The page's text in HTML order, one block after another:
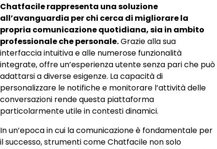
Chatfacile rappresenta una soluzione
all’avanguardia per chi cerca di migliorare la
propria comunicazione quotidiana, sia in ambito
professionale che personale.Grazie alla sua
interfaccia intuitiva e alle numerose funzionalità
integrate, offre un’esperienza utente senza pari che può
adattarsi a diverse esigenze. La capacità di
personalizzare le notifiche e monitorare l’attività delle
conversazioni rende questa piattaforma
particolarmente utile in contesti dinamici.
In un’epoca in cui la comunicazione è fondamentale per
il successo, strumenti come Chatfacile non solo